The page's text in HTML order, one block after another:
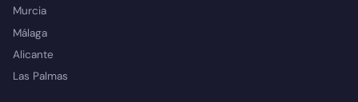
Murcia
Málaga
Alicante
Las Palmas